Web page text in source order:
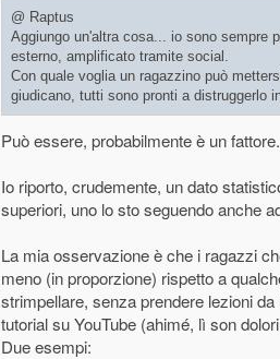
@ Raptus
Aggiungo un'altra cosa... io sono sempre
esterno, amplificato tramite social.
Con quale voglia un ragazzino può
giudicano, tutti sono pronti a distruggerlo
Può essere, probabilmente è un fattore.
Io riporto, crudemente, un dato
superiori, uno lo sto seguendo anche
La mia osservazione è che i ragazzi
meno (in proporzione) rispetto a
strimpellare, senza prendere lezioni
tutorial su YouTube (ahimé, lì son
Due esempi: